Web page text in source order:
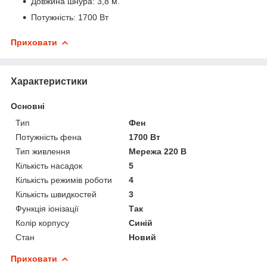
Потужність: 1700 Вт
Приховати
Характеристики
Основні
Тип
Фен
Потужність фена
1700 Вт
Тип живлення
Мережа 220 В
Кількість насадок
5
Кількість режимів роботи
4
Кількість швидкостей
3
Функція іонізації
Так
Колір корпусу
Синій
Стан
Новий
Приховати